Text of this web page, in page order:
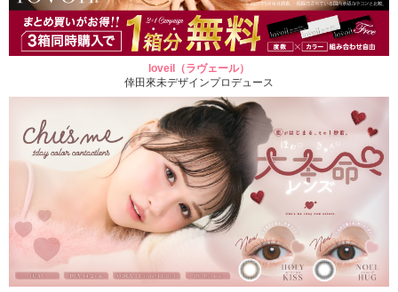
loveil（ラヴェール）
倖田來未デザインプロデュース